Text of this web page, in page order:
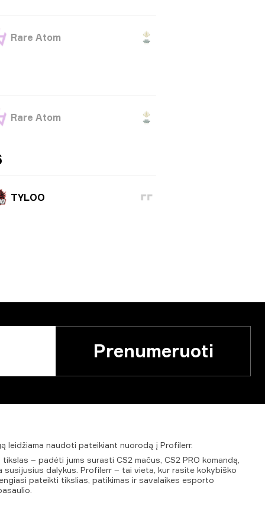
Rare Atom
Rare Atom
TYLOO
Prenumeruoti
leidžiama naudoti pateikiant nuorodą į Profilerr.
– padėti jums surasti CS2 mačus, CS2 PRO komandą,
susijusius dalykus. Profilerr – tai vieta, kur rasite kokybiško
pateikti tikslias, patikimas ir savalaikes esporto